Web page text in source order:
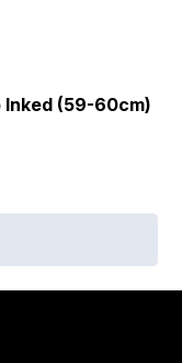
Inked (59-60cm)